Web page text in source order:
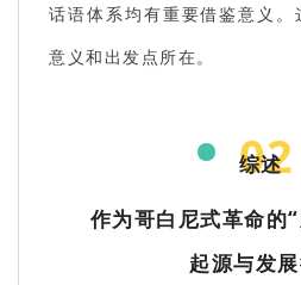
话语体系均有重要借鉴意义
意义和出发点所在。
02
综述
作为哥白尼式革命的
起源与发